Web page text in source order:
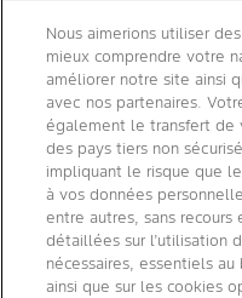
Contact
Qui sommes nous ?
Agro Bayer
France
Nous aimerions utiliser
mieux comprendre votre
améliorer notre site ainsi
avec nos partenaires.
également le transfert de
des pays tiers non
impliquant le risque que
à vos données
entre autres, sans recours
détaillées sur l’utilisation
nécessaires, essentiels
ainsi que sur les cookies